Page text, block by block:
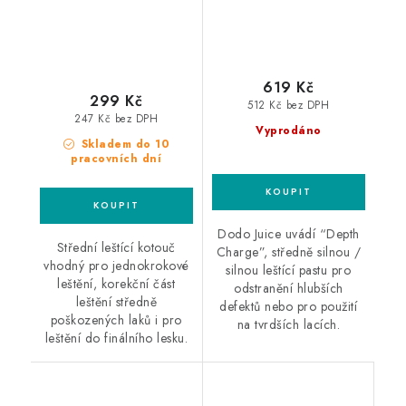
Skladem do 10
pracovních dní
247 Kč bez DPH
299 Kč
Střední leštící kotouč
vhodný pro jednokrokové
leštění, korekční část
leštění středně
poškozených laků i pro
leštění do finálního lesku.
Vyprodáno
512 Kč bez DPH
619 Kč
Dodo Juice uvádí “Depth
Charge”, středně silnou /
silnou leštící pastu pro
odstranění hlubších
defektů nebo pro použití
na tvrdších lacích.